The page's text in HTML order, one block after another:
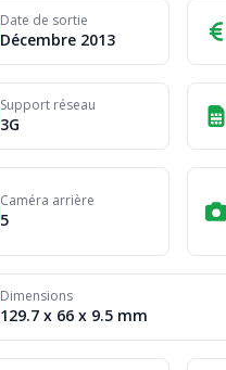
Date de sortie
Décembre 2013
Support réseau
3G
Caméra arrière
5
Dimensions
129.7 x 66 x 9.5 mm